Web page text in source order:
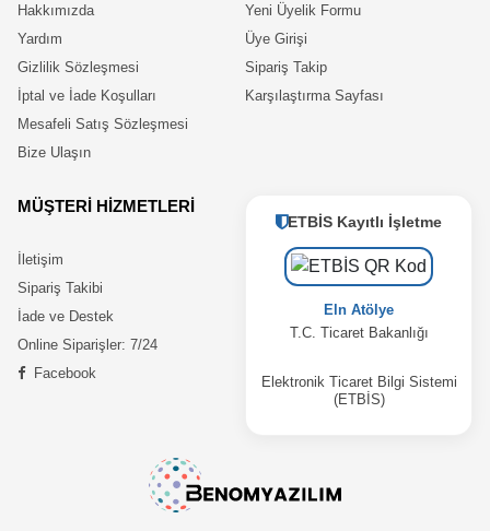
Hakkımızda
Yardım
Gizlilik Sözleşmesi
İptal ve İade Koşulları
Mesafeli Satış Sözleşmesi
Bize Ulaşın
Yeni Üyelik Formu
Üye Girişi
Sipariş Takip
Karşılaştırma Sayfası
MÜŞTERİ HİZMETLERİ
İletişim
Sipariş Takibi
İade ve Destek
Online Siparişler: 7/24
Facebook
ETBİS Kayıtlı İşletme
Eln Atölye
T.C. Ticaret Bakanlığı
Elektronik Ticaret Bilgi Sistemi
(ETBİS)